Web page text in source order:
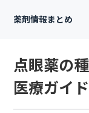
薬剤情報まとめ
点眼薬の
医療ガイド